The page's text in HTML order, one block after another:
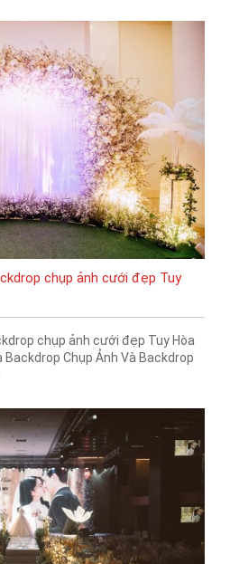
chụp ảnh cưới đẹp Tuy
chụp ảnh cưới đẹp Tuy Hòa
Backdrop Chụp Ảnh Và Backdrop